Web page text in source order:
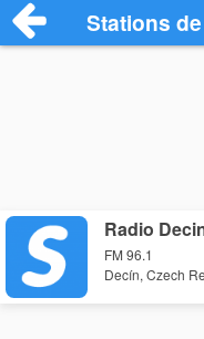
Stations
Radio
FM 96.1
Decín, Czech